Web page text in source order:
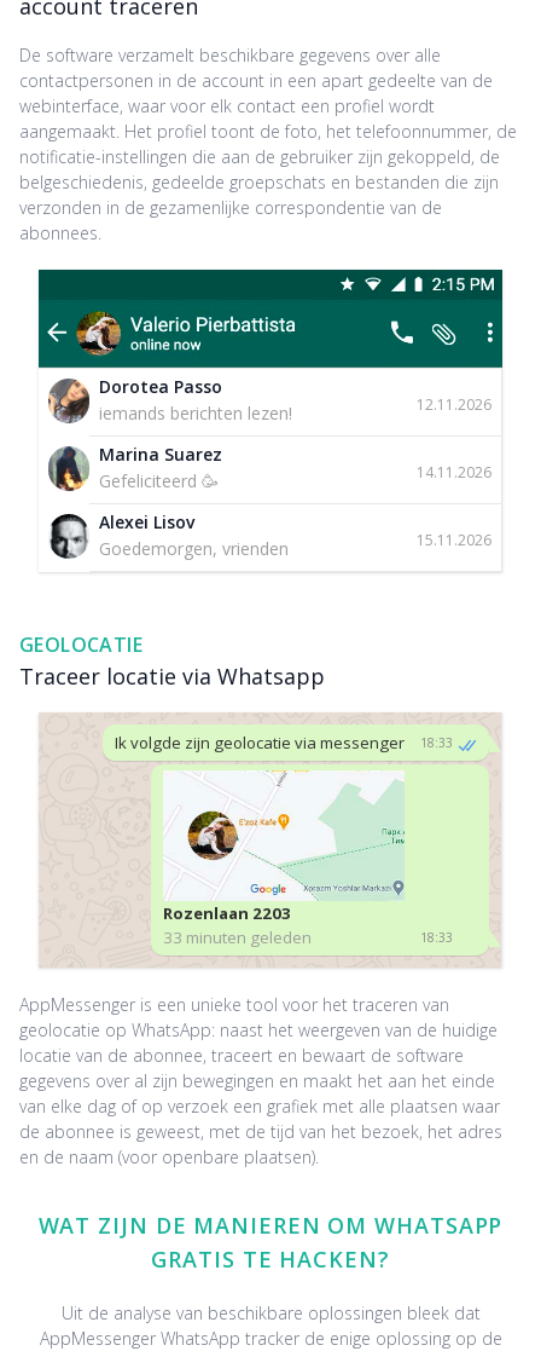
account traceren
De software verzamelt beschikbare gegevens over alle
contactpersonen in de account in een apart gedeelte van de
webinterface, waar voor elk contact een profiel wordt
aangemaakt. Het profiel toont de foto, het telefoonnummer, de
notificatie-instellingen die aan de gebruiker zijn gekoppeld, de
belgeschiedenis, gedeelde groepschats en bestanden die zijn
verzonden in de gezamenlijke correspondentie van de
abonnees.
Dorotea Passo
12.11.2026
iemands berichten lezen!
Marina Suarez
14.11.2026
Gefeliciteerd 🥳
Alexei Lisov
15.11.2026
Goedemorgen, vrienden
GEOLOCATIE
Traceer locatie via Whatsapp
18:33
Ik volgde zijn geolocatie via messenger
18:33
Rozenlaan 2203
33 minuten geleden
AppMessenger is een unieke tool voor het traceren van
geolocatie op WhatsApp: naast het weergeven van de huidige
locatie van de abonnee, traceert en bewaart de software
gegevens over al zijn bewegingen en maakt het aan het einde
van elke dag of op verzoek een grafiek met alle plaatsen waar
de abonnee is geweest, met de tijd van het bezoek, het adres
en de naam (voor openbare plaatsen).
WAT ZIJN DE MANIEREN OM WHATSAPP
GRATIS TE HACKEN?
Uit de analyse van beschikbare oplossingen bleek dat
AppMessenger WhatsApp tracker de enige oplossing op de